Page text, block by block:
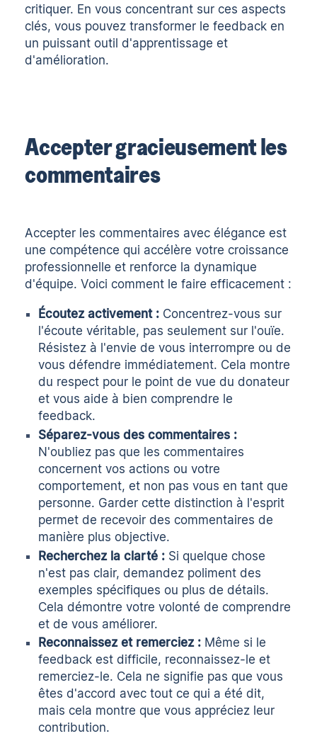
critiquer. En vous concentrant sur ces aspects
clés, vous pouvez transformer le feedback en
un puissant outil d'apprentissage et
d'amélioration.
Accepter gracieusement les
commentaires
Accepter les commentaires avec élégance est
une compétence qui accélère votre croissance
professionnelle et renforce la dynamique
d'équipe. Voici comment le faire efficacement :
Écoutez activement : Concentrez-vous sur
l'écoute véritable, pas seulement sur l'ouïe.
Résistez à l'envie de vous interrompre ou de
vous défendre immédiatement. Cela montre
du respect pour le point de vue du donateur
et vous aide à bien comprendre le
feedback.
Séparez-vous des commentaires :
N'oubliez pas que les commentaires
concernent vos actions ou votre
comportement, et non pas vous en tant que
personne. Garder cette distinction à l'esprit
permet de recevoir des commentaires de
manière plus objective.
Recherchez la clarté : Si quelque chose
n'est pas clair, demandez poliment des
exemples spécifiques ou plus de détails.
Cela démontre votre volonté de comprendre
et de vous améliorer.
Reconnaissez et remerciez : Même si le
feedback est difficile, reconnaissez-le et
remerciez-le. Cela ne signifie pas que vous
êtes d'accord avec tout ce qui a été dit,
mais cela montre que vous appréciez leur
contribution.